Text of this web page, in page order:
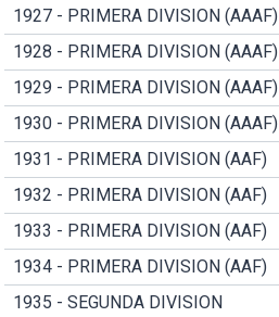
1927 - PRIMERA DIVISION (AAAF)
1928 - PRIMERA DIVISION (AAAF)
1929 - PRIMERA DIVISION (AAAF)
1930 - PRIMERA DIVISION (AAAF)
1931 - PRIMERA DIVISION (AAF)
1932 - PRIMERA DIVISION (AAF)
1933 - PRIMERA DIVISION (AAF)
1934 - PRIMERA DIVISION (AAF)
1935 - SEGUNDA DIVISION